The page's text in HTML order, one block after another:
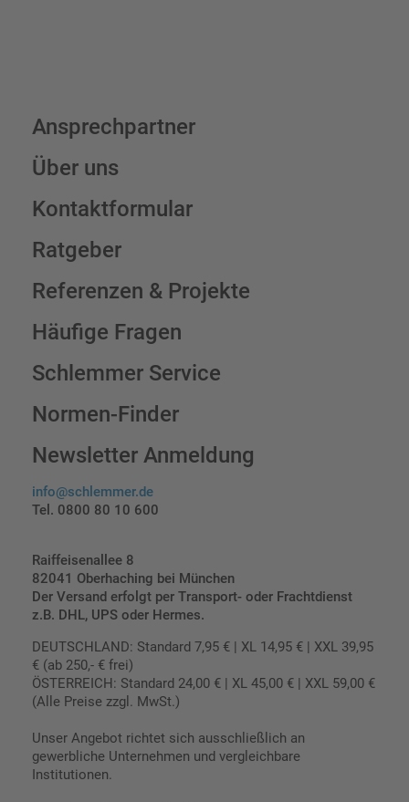
Ansprechpartner
Über uns
Kontaktformular
Ratgeber
Referenzen & Projekte
Häufige Fragen
Schlemmer Service
Normen-Finder
Newsletter Anmeldung
info@schlemmer.de
Tel. 0800 80 10 600
Raiffeisenallee 8
82041 Oberhaching bei München
Der Versand erfolgt per Transport- oder Frachtdienst
z.B. DHL, UPS oder Hermes.
DEUTSCHLAND: Standard 7,95 € | XL 14,95 € | XXL 39,95
€ (ab 250,- € frei)
ÖSTERREICH: Standard 24,00 € | XL 45,00 € | XXL 59,00 €
(Alle Preise zzgl. MwSt.)
Unser Angebot richtet sich ausschließlich an
gewerbliche Unternehmen und vergleichbare
Institutionen.